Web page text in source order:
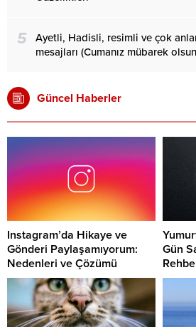
5
Ayetli, Hadisli, resimli ve çok
mesajları (Cumanız mübarek
Güncel Haberler
Instagram’da Hikaye ve
Gönderi Paylaşamıyorum:
Nedenleri ve Çözümü
Gün